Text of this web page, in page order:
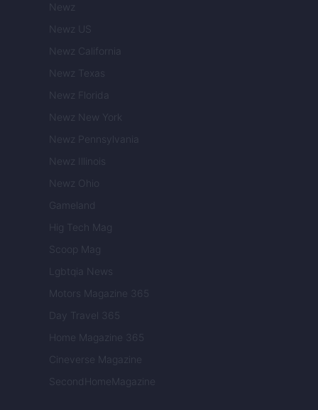
Newz
Newz US
Newz California
Newz Texas
Newz Florida
Newz New York
Newz Pennsylvania
Newz Illinois
Newz Ohio
Gameland
Hig Tech Mag
Scoop Mag
Lgbtqia News
Motors Magazine 365
Day Travel 365
Home Magazine 365
Cineverse Magazine
SecondHomeMagazine